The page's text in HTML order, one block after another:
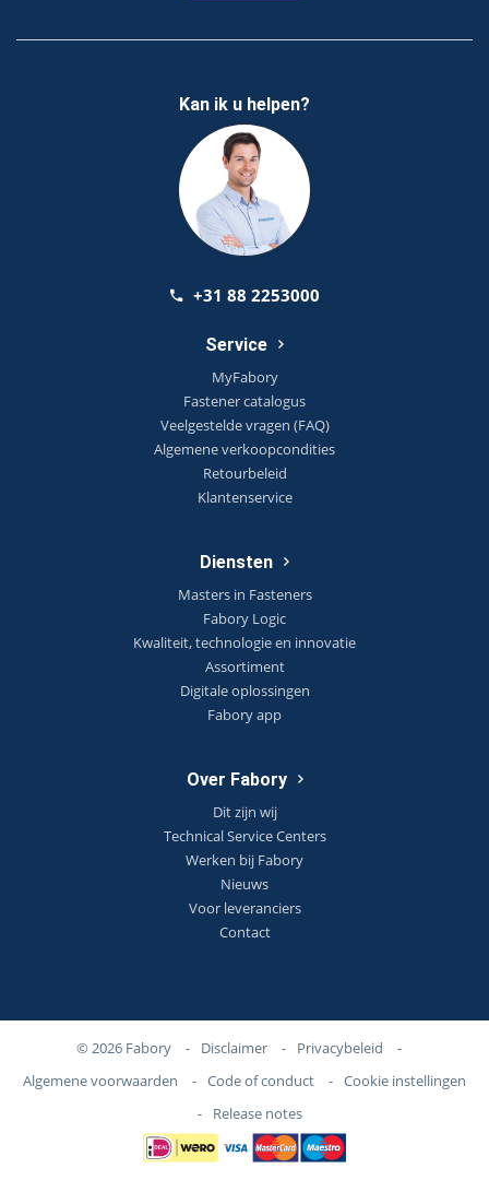
Kan ik u helpen?
+31 88 2253000
Service
MyFabory
Fastener catalogus
Veelgestelde vragen (FAQ)
Algemene verkoopcondities
Retourbeleid
Klantenservice
Diensten
Masters in Fasteners
Fabory Logic
Kwaliteit, technologie en innovatie
Assortiment
Digitale oplossingen
Fabory app
Over Fabory
Dit zijn wij
Technical Service Centers
Werken bij Fabory
Nieuws
Voor leveranciers
Contact
© 2026 Fabory - Disclaimer - Privacybeleid
-
Algemene voorwaarden
- Code of conduct - Cookie instellingen
-
Release notes